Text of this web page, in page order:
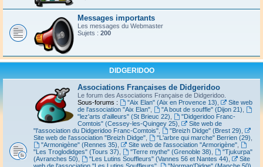
Messages importants
Les messages du Webmaster
Sujets : 200
DIDGERIDOO
Associations Françaises de Didgeridoo
Le forum des Associations Française de Didgeridoo.
Sous-forums :
"Aix Elan" (Aix en Provence 13)
Site web
de l'association "Aix Elan"
"A bout de souffle" (Dijon 21)
"lez'arts d'ailleurs" (St Brieuc 22)
"Didgeridoo Franc-
Comtois" (Cessey-les-Quingey 25)
Site web de
"l'association du Didgeridoo Franc-Comtois"
"Breizh Didge" (Brest 29)
Site web de l'association "Breizh Didge"
"L'arbre qui marche" Berrien (29)
"Armonigène" (Rennes 35)
Site web de l'association "Armorigène",
"Les Troglodidges" (Tours 37)
"Terre mythe" (Grenoble 38)
"Tjukurpa"
(Avranches 50)
"Les Lutins Souffleurs" (Vannes 56 et Nantes 44)
Site